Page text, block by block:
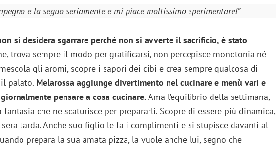
e la seguo seriamente e mi piace moltissimo sperimentare!”
si desidera sgarrare perché non si avverte il sacrificio, è stato
trova sempre il modo per gratificarsi, non percepisce monotonia né
gli aromi, scopre i sapori dei cibi e crea sempre qualcosa di
palato. Melarossa aggiunge divertimento nel cucinare e menù vari e
pensare a cosa cucinare.Ama l’equilibrio della settimana,
fantasia che ne scaturisce per prepararli. Scopre di essere più dinamica,
tarda. Anche suo figlio le fa i complimenti e si stupisce davanti al
prepara la sua amata pizza, la vuole anche lui, segno che